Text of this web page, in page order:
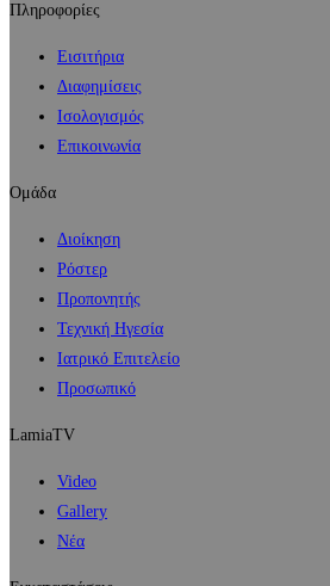
Πληροφορίες
Εισιτήρια
Διαφημίσεις
Ισολογισμός
Επικοινωνία
Ομάδα
Διοίκηση
Ρόστερ
Προπονητής
Τεχνική Ηγεσία
Ιατρικό Επιτελείο
Προσωπικό
LamiaTV
Video
Gallery
Νέα